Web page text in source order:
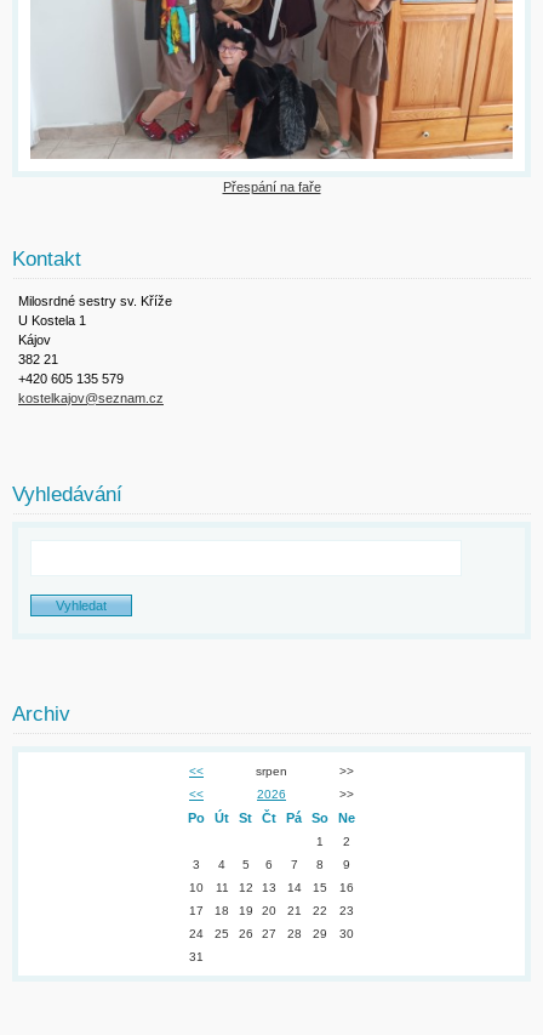
Přespání na faře
Kontakt
Milosrdné sestry sv. Kříže
U Kostela 1
Kájov
382 21
+420 605 135 579
kostelkajov@seznam.cz
Vyhledávání
Archiv
<< srpen
>>
<<
2026 >>
Po Út St Čt Pá So Ne
1
2
3
4 5 6 7 8
9
10
11 12 13 14 15
16
17
18 19 20 21 22
23
24
25 26 27 28 29
30
31